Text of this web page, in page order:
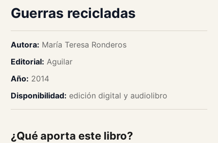
Guerras recicladas
Autora: María Teresa Ronderos
Editorial: Aguilar
Año: 2014
Disponibilidad: edición digital y audiolibro
¿Qué aporta este libro?